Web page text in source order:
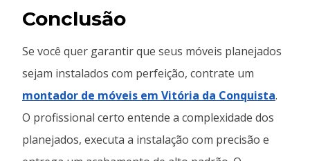
Conclusão
Se você quer garantir que seus móveis planejados
sejam instalados com perfeição, contrate um
montador de móveis em Vitória da Conquista.
O profissional certo entende a complexidade dos
planejados, executa a instalação com precisão e